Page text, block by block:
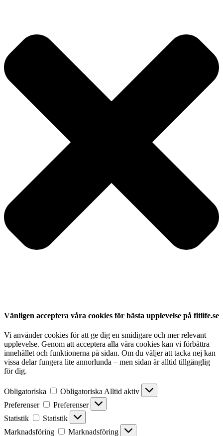
Vänligen acceptera våra cookies för bästa upplevelse på fitlife.se
Vi använder cookies för att ge dig en smidigare och mer relevant
upplevelse. Genom att acceptera alla våra cookies kan vi förbättra
innehållet och funktionerna på sidan. Om du väljer att tacka nej kan
vissa delar fungera lite annorlunda – men sidan är alltid tillgänglig
för dig.
Obligatoriska Obligatoriska Alltid aktiv
Preferenser
Preferenser
Statistik
Statistik
Marknadsföring
Marknadsföring